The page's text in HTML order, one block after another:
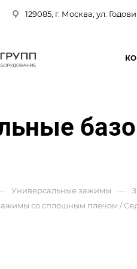
129085, г. Москва, ул.
Универсальные зажимы —
со сплошным плечом /